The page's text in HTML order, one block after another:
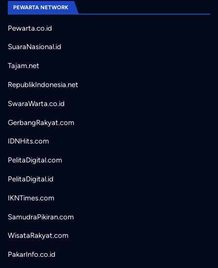
PEWARTA NETWORK
Pewarta.co.id
SuaraNasional.id
Tajam.net
RepublikIndonesia.net
SwaraWarta.co.id
GerbangRakyat.com
IDNHits.com
PelitaDigital.com
PelitaDigital.id
IKNTimes.com
SamudraPikiran.com
WisataRakyat.com
PakarInfo.co.id